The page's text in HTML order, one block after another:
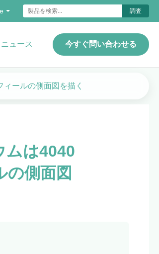
調査
ニュース 今すぐ問い合わせる
ールの側面図を描く
ムは4040
の側面図